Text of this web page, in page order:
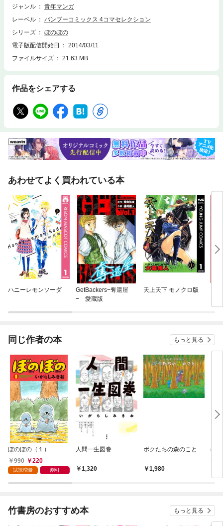
ジャンル
青年マンガ
レーベル
バンブーコミックス 4コマセレクション
シリーズ
ぼのぼの
電子版配信開始日
2014/03/11
ファイルサイズ
21.63 MB
作品をシェアする
あわせてよく買われている本
ハニーレモンソーダ
GetBackers−奪還屋
− 愛蔵版
天上天下 モノクロ版
生
同じ作者の本 もっと見る
ぼのぼの（１）
990
220
試読増量 割引
人間一生図巻
1,320
ボクたちの森のこと
1,980
ぼ
な
竹書房のおすすめ本 もっと見る